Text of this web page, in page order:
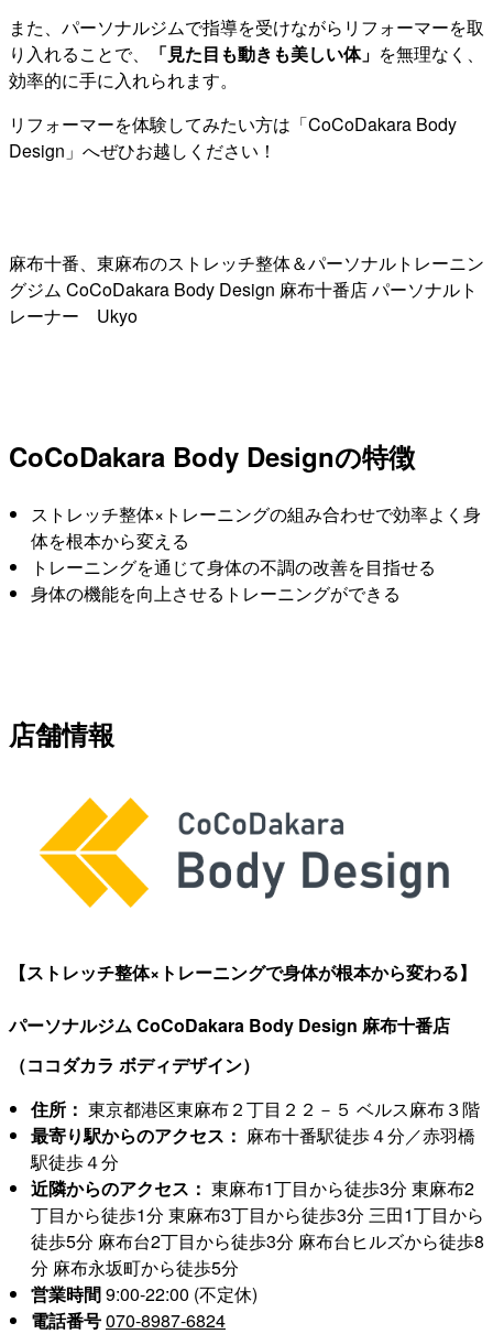
また、パーソナルジムで指導を受けながらリフォーマーを取
り入れることで、
「見た目も動きも美しい体」 を無理なく、
効率的に手に入れられます。
リフォーマーを体験してみたい方は「CoCoDakara Body
Design」へぜひお越しください！
麻布十番、東麻布のストレッチ整体＆パーソナルトレーニン
グジム CoCoDakara Body Design 麻布十番店 パーソナルト
レーナー Ukyo
CoCoDakara Body Designの特徴
ストレッチ整体×トレーニングの組み合わせで効率よく身
体を根本から変える
トレーニングを通じて身体の不調の改善を目指せる
身体の機能を向上させるトレーニングができる
店舗情報
【ストレッチ整体×トレーニングで身体が根本から変わる】
パーソナルジム CoCoDakara Body Design 麻布十番店
（ココダカラ ボディデザイン）
住所： 東京都港区東麻布２丁目２２－５ ベルス麻布３階
最寄り駅からのアクセス： 麻布十番駅徒歩４分／赤羽橋
駅徒歩４分
近隣からのアクセス： 東麻布1丁目から徒歩3分 東麻布2
丁目から徒歩1分 東麻布3丁目から徒歩3分 三田1丁目から
徒歩5分 麻布台2丁目から徒歩3分 麻布台ヒルズから徒歩8
分 麻布永坂町から徒歩5分
営業時間9:00-22:00 (不定休)
電話番号070-8987-6824